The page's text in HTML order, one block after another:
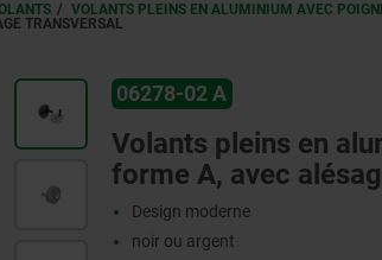
VOLANTS PLEINS EN ALUMINIUM AVEC
TRANSVERSAL
06278-02 A
Volants pleins en
forme A, avec
Design moderne
noir ou argent